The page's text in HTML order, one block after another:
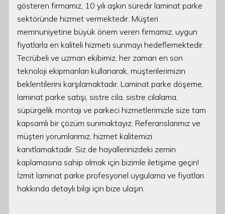
gösteren firmamız, 10 yılı aşkın süredir laminat parke
sektöründe hizmet vermektedir. Müşteri
memnuniyetine büyük önem veren firmamız, uygun
fiyatlarla en kaliteli hizmeti sunmayı hedeflemektedir.
Tecrübeli ve uzman ekibimiz, her zaman en son
teknoloji ekipmanları kullanarak, müşterilerimizin
beklentilerini karşılamaktadır. Laminat parke döşeme,
laminat parke satışı, sistre cila, sistre cilalama,
süpürgelik montajı ve parkeci hizmetlerimizle size tam
kapsamlı bir çözüm sunmaktayız. Referanslarımız ve
müşteri yorumlarımız, hizmet kalitemizi
kanıtlamaktadır. Siz de hayallerinizdeki zemin
kaplamasına sahip olmak için bizimle iletişime geçin!
İzmit laminat parke profesyonel uygulama ve fiyatları
hakkında detaylı bilgi için bize ulaşın.